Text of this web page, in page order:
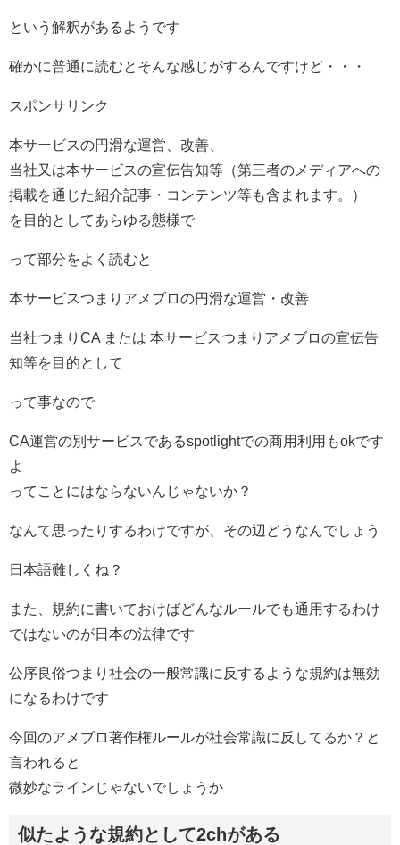
という解釈があるようです
確かに普通に読むとそんな感じがするんですけど・・・
スポンサリンク
本サービスの円滑な運営、改善、
当社又は本サービスの宣伝告知等（第三者のメディアへの
掲載を通じた紹介記事・コンテンツ等も含まれます。）
を目的としてあらゆる態様で
って部分をよく読むと
本サービスつまりアメブロの円滑な運営・改善
当社つまりCA または 本サービスつまりアメブロの宣伝告
知等を目的として
って事なので
CA運営の別サービスであるspotlightでの商用利用もokです
よ
ってことにはならないんじゃないか？
なんて思ったりするわけですが、その辺どうなんでしょう
日本語難しくね？
また、規約に書いておけばどんなルールでも通用するわけ
ではないのが日本の法律です
公序良俗つまり社会の一般常識に反するような規約は無効
になるわけです
今回のアメブロ著作権ルールが社会常識に反してるか？と
言われると
微妙なラインじゃないでしょうか
似たような規約として2chがある